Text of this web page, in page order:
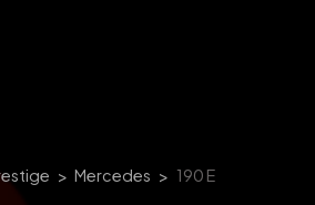
Mercedes 190 E